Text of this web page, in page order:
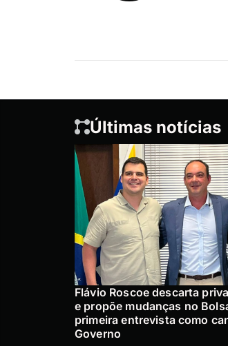
Últimas notícias
Flávio Roscoe descarta
e propõe mudanças no
primeira entrevista como
Governo